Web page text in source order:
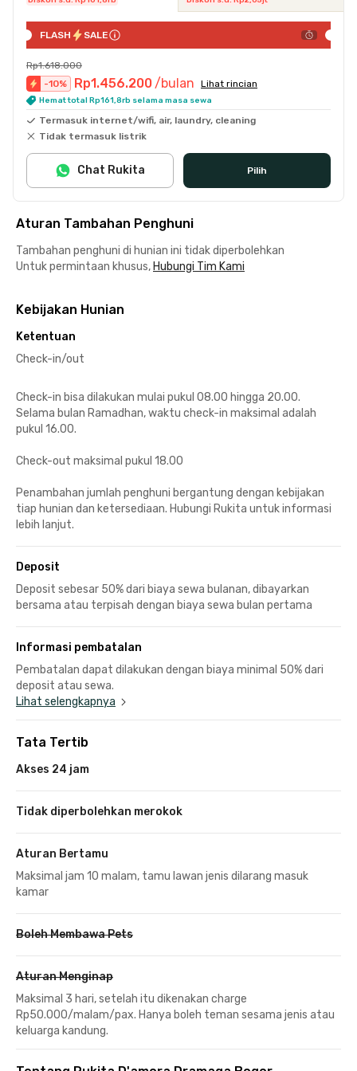
FLASH SALE
Rp1.618.000
-10% Rp1.456.200 /bulan Lihat rincian
Hemat total Rp161,8rb selama masa sewa
Termasuk internet/wifi, air, laundry, cleaning
Tidak termasuk listrik
Pilih
Chat Rukita
Aturan Tambahan Penghuni
Tambahan penghuni di hunian ini tidak diperbolehkan
Untuk permintaan khusus, Hubungi Tim Kami
Kebijakan Hunian
Ketentuan
Check-in/out
Check-in bisa dilakukan mulai pukul 08.00 hingga 20.00.
Selama bulan Ramadhan, waktu check-in maksimal adalah
pukul 16.00.
Check-out maksimal pukul 18.00
Penambahan jumlah penghuni bergantung dengan kebijakan
tiap hunian dan ketersediaan. Hubungi Rukita untuk informasi
lebih lanjut.
Deposit
Deposit sebesar 50% dari biaya sewa bulanan, dibayarkan
bersama atau terpisah dengan biaya sewa bulan pertama
Informasi pembatalan
Pembatalan dapat dilakukan dengan biaya minimal 50% dari
deposit atau sewa.
Lihat selengkapnya
Tata Tertib
Akses 24 jam
Tidak diperbolehkan merokok
Aturan Bertamu
Maksimal jam 10 malam, tamu lawan jenis dilarang masuk
kamar
Boleh Membawa Pets
Aturan Menginap
Maksimal 3 hari, setelah itu dikenakan charge
Rp50.000/malam/pax. Hanya boleh teman sesama jenis atau
keluarga kandung.